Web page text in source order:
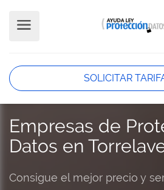
SOLICITAR
Empresas de
Datos en
Consigue el mejor precio y